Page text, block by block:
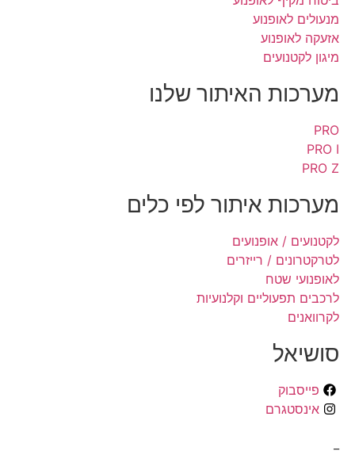
מנעולים לאופנוע
אזעקה לאופנוע
מיגון לקטנועים
מערכות האיתור שלנו
PRO
PRO I
PRO Z
מערכות איתור לפי כלים
לקטנועים / אופנועים
לטרקטרונים / רייזרים
לאופנועי שטח
לרכבים תפעוליים וקלנועיות
לקרוואנים
סושיאל
פייסבוק
אינסטגרם